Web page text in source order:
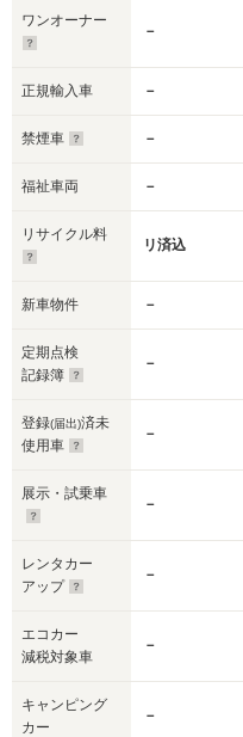
ワンオーナー
－
正規輸入車 －
禁煙車 －
福祉車両 －
リサイクル料
リ済込
新車物件 －
定期点検
記録簿
－
登録(届出)済未
使用車
－
展示・試乗車
－
レンタカー
アップ
－
エコカー
減税対象車
－
キャンピング
カー
－